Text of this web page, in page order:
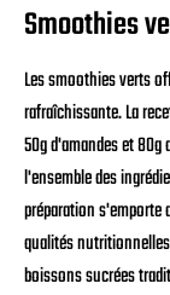
Smoothies
Les smoothies verts
rafraîchissante. La
50g d'amandes et
l'ensemble des
préparation
qualités
boissons sucrées